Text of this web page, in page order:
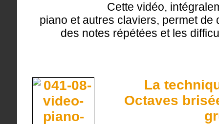
Cette vidéo,
piano et autres claviers, permet
des notes répétées et les
La
Octaves